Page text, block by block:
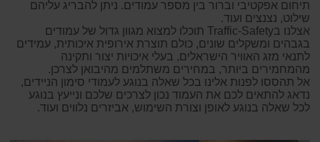
תיחום אפקטיבי וברור בין מספר עמודים. ניתן להבריג עליהם
שילוט, נצנצים ועוד.
אצלנו בTraffic-Safety תוכלו למצוא מגוון גדול של עמודים
בגבהים ומשקלים שונים, כולם תוצרת אירופית איכותית, עמידים
לתנאי מזג האוויר הישראלים, בעלי איכויות יצור ותקינה
מהמחמירים ביותר, במחירים משתלמים מהיבואן לצרכן.
אל תהססו לפנות אלינו בכל שאלה בנוגע לעמודי סימון הניידים,
נדאג להתאים לכם את העמוד נכון לצרכים שלכם ונייעץ בנוגע
לכל שאלה בנוגע לאופן וצורת השימוש, אביזרים נלווים ועוד.